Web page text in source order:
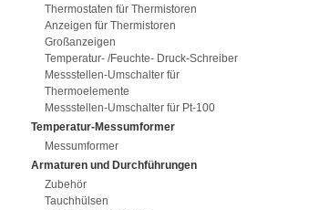
Thermostaten für Thermistoren
Anzeigen für Thermistoren
Großanzeigen
Temperatur- /Feuchte- Druck-Schreiber
Messstellen-Umschalter für
Thermoelemente
Messstellen-Umschalter für Pt-100
Temperatur-Messumformer
Messumformer
Armaturen und Durchführungen
Zubehör
Tauchhülsen